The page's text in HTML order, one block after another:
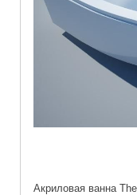
Акриловая ванна